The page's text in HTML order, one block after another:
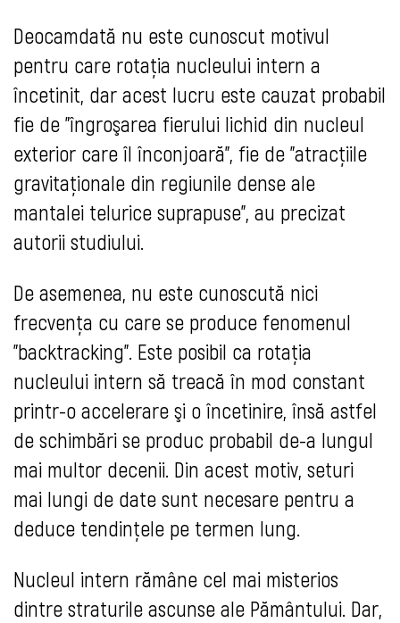
Deocamdată nu este cunoscut motivul
pentru care rotaţia nucleului intern a
încetinit, dar acest lucru este cauzat probabil
fie de "îngroşarea fierului lichid din nucleul
exterior care îl înconjoară", fie de "atracţiile
gravitaţionale din regiunile dense ale
mantalei telurice suprapuse", au precizat
autorii studiului.
De asemenea, nu este cunoscută nici
frecvenţa cu care se produce fenomenul
"backtracking". Este posibil ca rotaţia
nucleului intern să treacă în mod constant
printr-o accelerare şi o încetinire, însă astfel
de schimbări se produc probabil de-a lungul
mai multor decenii. Din acest motiv, seturi
mai lungi de date sunt necesare pentru a
deduce tendinţele pe termen lung.
Nucleul intern rămâne cel mai misterios
dintre straturile ascunse ale Pământului. Dar,